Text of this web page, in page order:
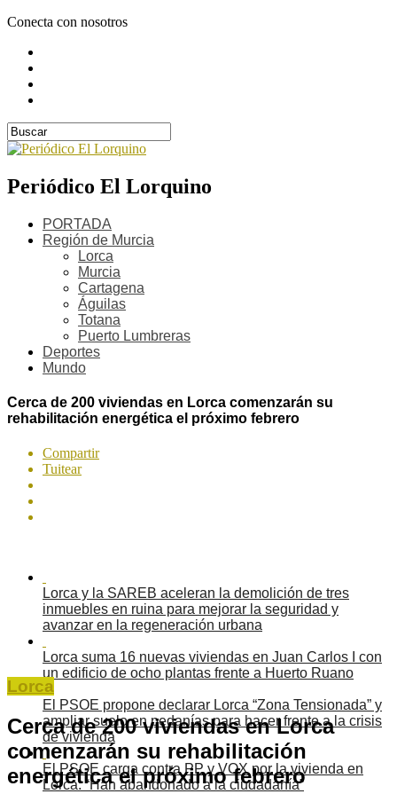
Conecta con nosotros
Periódico El Lorquino
PORTADA
Región de Murcia
Lorca
Murcia
Cartagena
Águilas
Totana
Puerto Lumbreras
Deportes
Mundo
Cerca de 200 viviendas en Lorca comenzarán su
rehabilitación energética el próximo febrero
Compartir
Tuitear
Lorca y la SAREB aceleran la demolición de tres
inmuebles en ruina para mejorar la seguridad y
avanzar en la regeneración urbana
Lorca suma 16 nuevas viviendas en Juan Carlos I con
un edificio de ocho plantas frente a Huerto Ruano
El PSOE propone declarar Lorca “Zona Tensionada” y
ampliar suelo en pedanías para hacer frente a la crisis
de vivienda
El PSOE carga contra PP y VOX por la vivienda en
Lorca: “Han abandonado a la ciudadanía”
Lorca
Cerca de 200 viviendas en Lorca
comenzarán su rehabilitación
energética el próximo febrero